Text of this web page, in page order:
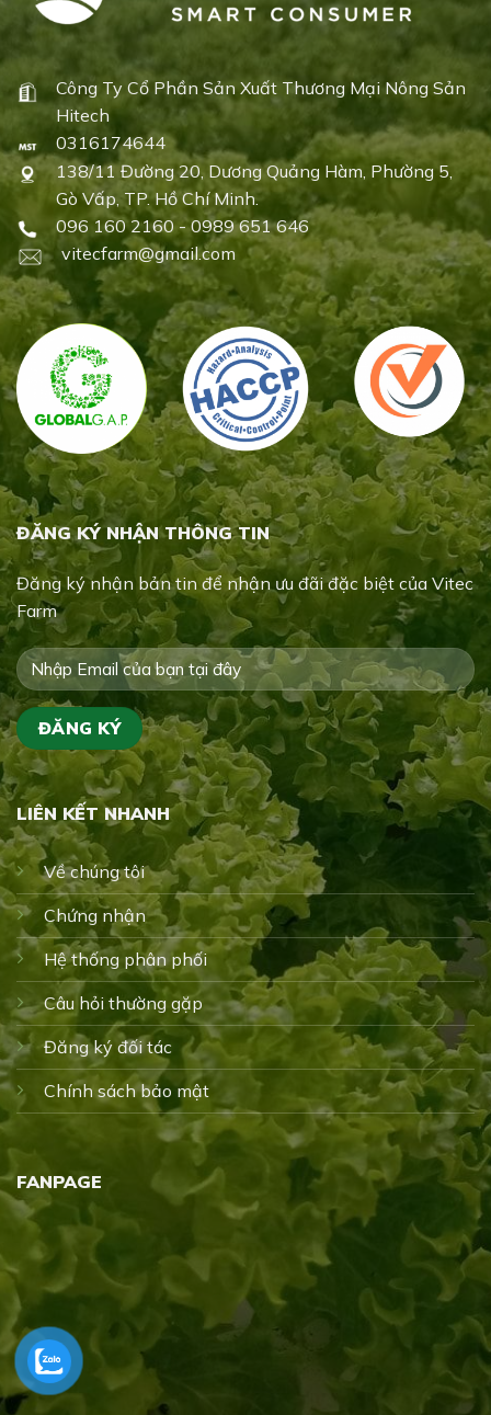
Công Ty Cổ Phần Sản Xuất Thương Mại Nông Sản
Hitech
0316174644
138/11 Đường 20, Dương Quảng Hàm, Phường 5,
Gò Vấp, TP. Hồ Chí Minh.
096 160 2160 - 0989 651 646
vitecfarm@gmail.com
ĐĂNG KÝ NHẬN THÔNG TIN
Đăng ký nhận bản tin để nhận ưu đãi đặc biệt của Vitec
Farm
LIÊN KẾT NHANH
Về chúng tôi
Chứng nhận
Hệ thống phân phối
Câu hỏi thường gặp
Đăng ký đối tác
Chính sách bảo mật
FANPAGE